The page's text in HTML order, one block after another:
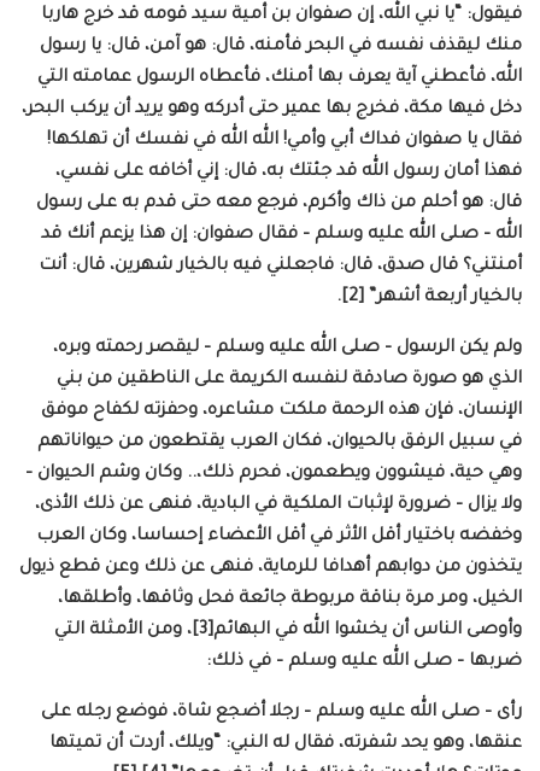
فيقول: “يا نبي الله، إن صفوان بن أمية سيد قومه قد خرج هاربا
منك ليقذف نفسه في البحر فأمنه، قال: هو آمن، قال: يا رسول
الله، فأعطني آية يعرف بها أمنك، فأعطاه الرسول عمامته التي
دخل فيها مكة، فخرج بها عمير حتى أدركه وهو يريد أن يركب البحر،
فقال يا صفوان فداك أبي وأمي! الله الله في نفسك أن تهلكها!
فهذا أمان رسول الله قد جئتك به، قال: إني أخافه على نفسي،
قال: هو أحلم من ذاك وأكرم، فرجع معه حتى قدم به على رسول
الله – صلى الله عليه وسلم – فقال صفوان: إن هذا يزعم أنك قد
أمنتني؟ قال صدق، قال: فاجعلني فيه بالخيار شهرين، قال: أنت
بالخيار أربعة أشهر” [2].
ولم يكن الرسول – صلى الله عليه وسلم – ليقصر رحمته وبره،
الذي هو صورة صادقة لنفسه الكريمة على الناطقين من بني
الإنسان، فإن هذه الرحمة ملكت مشاعره، وحفزته لكفاح موفق
في سبيل الرفق بالحيوان، فكان العرب يقتطعون من حيواناتهم
وهي حية، فيشوون ويطعمون، فحرم ذلك،.. وكان وشم الحيوان –
ولا يزال – ضرورة لإثبات الملكية في البادية، فنهى عن ذلك الأذى،
وخفضه باختيار أقل الأثر في أقل الأعضاء إحساسا، وكان العرب
يتخذون من دوابهم أهدافا للرماية، فنهى عن ذلك وعن قطع ذيول
الخيل، ومر مرة بناقة مربوطة جائعة فحل وثاقها، وأطلقها،
وأوصى الناس أن يخشوا الله في البهائم[3]، ومن الأمثلة التي
ضربها – صلى الله عليه وسلم – في ذلك:
رأى – صلى الله عليه وسلم – رجلا أضجع شاة، فوضع رجله على
عنقها، وهو يحد شفرته، فقال له النبي: “ويلك، أردت أن تميتها